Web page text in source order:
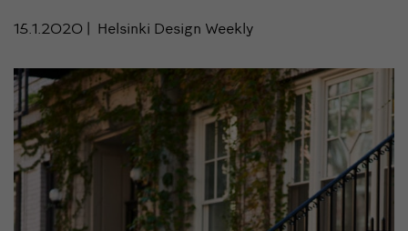
15.1.2020 Helsinki Design Weekly